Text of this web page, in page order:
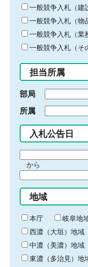
キ
ー
ワ
ー
ド
入
力
一般競争入札（建
一般競争入札（物
一般競争入札（業
一般競争入札（そ
担当所属
部局
所属
入札公告日
間
始
り
から
間
終
わ
り
地域
本庁
岐阜地
西濃（大垣）地域
中濃（美濃）地域
東濃（多治見）地